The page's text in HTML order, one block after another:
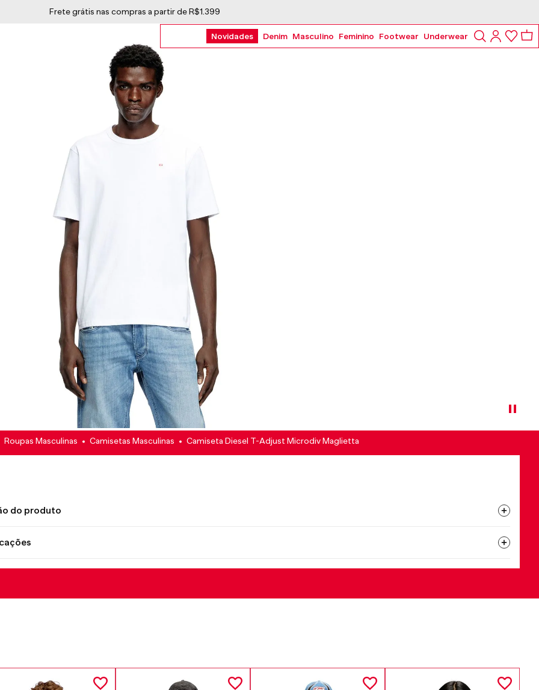
Frete grátis nas compras a partir de R$1.399
Novidades Denim Masculino Feminino Footwear Underwear
Roupas Masculinas Camisetas Masculinas Camiseta Diesel T-Adjust Microdiv Maglietta
do produto